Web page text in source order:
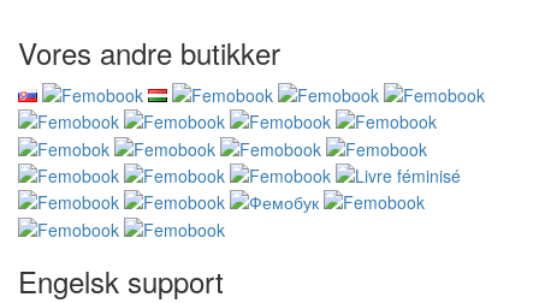
Vores andre butikker
Engelsk support